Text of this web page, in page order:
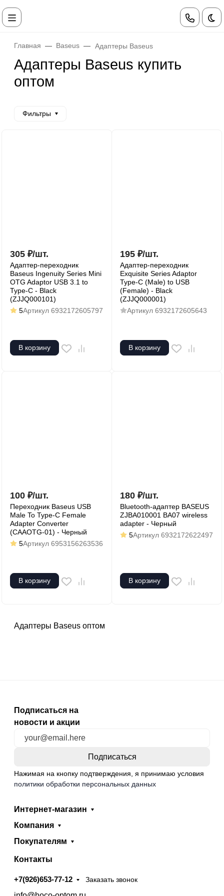
Главная Baseus Адаптеры Baseus
Адаптеры Baseus купить
оптом
Фильтры
305 ₽/шт.
Адаптер-переходник
Baseus Ingenuity Series Mini
OTG Adaptor USB 3.1 to
Type-C - Black
(ZJJQ000101)
5Артикул 6932172605797
В корзину
195 ₽/шт.
Адаптер-переходник
Exquisite Series Adaptor
Type-C (Male) to USB
(Female) - Black
(ZJJQ000001)
Артикул 6932172605643
В корзину
100 ₽/шт.
Переходник Baseus USB
Male To Type-C Female
Adapter Converter
(CAAOTG-01) - Черный
5Артикул 6953156263536
В корзину
180 ₽/шт.
Bluetooth-адаптер BASEUS
ZJBA010001 BA07 wireless
adapter - Черный
5Артикул 6932172622497
В корзину
Адаптеры Baseus оптом
Подписаться на
новости и акции
Нажимая на кнопку подтверждения, я принимаю условия
политики обработки персональных данных
Интернет-магазин
Компания
Покупателям
Контакты
+7(926)653-77-12 Заказать звонок